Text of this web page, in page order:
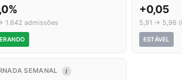
1.642 admissões
+0,05
5,91 → 5,96
ESTÁVEL
SEMANAL I